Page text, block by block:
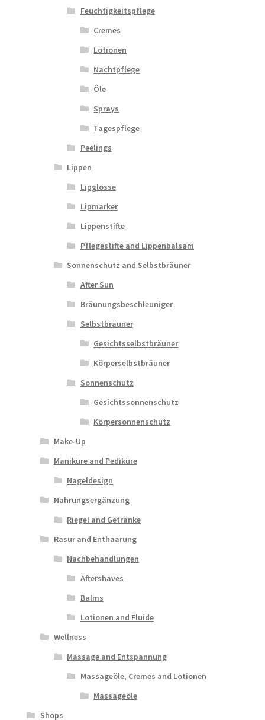
Feuchtigkeitspflege
Cremes
Lotionen
Nachtpflege
Öle
Sprays
Tagespflege
Peelings
Lippen
Lipglosse
Lipmarker
Lippenstifte
Pflegestifte and Lippenbalsam
Sonnenschutz and Selbstbräuner
After Sun
Bräunungsbeschleuniger
Selbstbräuner
Gesichtsselbstbräuner
Körperselbstbräuner
Sonnenschutz
Gesichtssonnenschutz
Körpersonnenschutz
Make-Up
Maniküre and Pediküre
Nageldesign
Nahrungsergänzung
Riegel and Getränke
Rasur and Enthaarung
Nachbehandlungen
Aftershaves
Balms
Lotionen and Fluide
Wellness
Massage and Entspannung
Massageöle, Cremes and Lotionen
Massageöle
Shops